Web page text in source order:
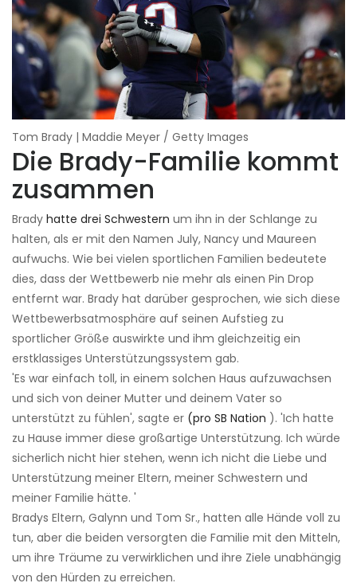
Tom Brady | Maddie Meyer / Getty Images
Die Brady-Familie kommt
zusammen
Brady hatte drei Schwestern um ihn in der Schlange zu
halten, als er mit den Namen July, Nancy und Maureen
aufwuchs. Wie bei vielen sportlichen Familien bedeutete
dies, dass der Wettbewerb nie mehr als einen Pin Drop
entfernt war. Brady hat darüber gesprochen, wie sich diese
Wettbewerbsatmosphäre auf seinen Aufstieg zu
sportlicher Größe auswirkte und ihm gleichzeitig ein
erstklassiges Unterstützungssystem gab.
'Es war einfach toll, in einem solchen Haus aufzuwachsen
und sich von deiner Mutter und deinem Vater so
unterstützt zu fühlen', sagte er (pro SB Nation ). 'Ich hatte
zu Hause immer diese großartige Unterstützung. Ich würde
sicherlich nicht hier stehen, wenn ich nicht die Liebe und
Unterstützung meiner Eltern, meiner Schwestern und
meiner Familie hätte. '
Bradys Eltern, Galynn und Tom Sr., hatten alle Hände voll zu
tun, aber die beiden versorgten die Familie mit den Mitteln,
um ihre Träume zu verwirklichen und ihre Ziele unabhängig
von den Hürden zu erreichen.